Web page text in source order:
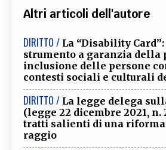
Altri articoli dell'autore
DIRITTO / La “Disability
strumento a garanzia della
inclusione delle persone
contesti sociali e culturali
DIRITTO / La legge delega
(legge 22 dicembre 2021, n.
tratti salienti di una riforma
raggio